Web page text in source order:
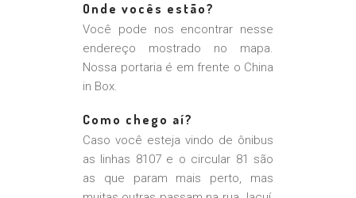
Onde vocês estão?
Você pode nos encontrar nesse
endereço mostrado no mapa.
Nossa portaria é em frente o China
in Box.
Como chego aí?
Caso você esteja vindo de ônibus
as linhas 8107 e o circular 81 são
as que param mais perto, mas